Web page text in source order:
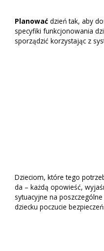
Planować dzień tak, aby
specyfiki funkcjonowania
sporządzić korzystając z
Dzieciom, które tego
da – każdą opowieść,
sytuacyjne na
dziecku poczucie